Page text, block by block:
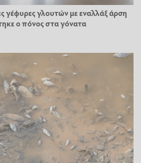
γέφυρες γλουτών με εναλλάξ άρση
ο πόνος στα γόνατα